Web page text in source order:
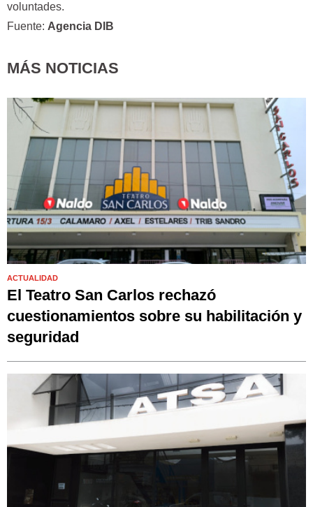
voluntades.
Fuente: Agencia DIB
MÁS NOTICIAS
ACTUALIDAD
El Teatro San Carlos rechazó
cuestionamientos sobre su habilitación y
seguridad